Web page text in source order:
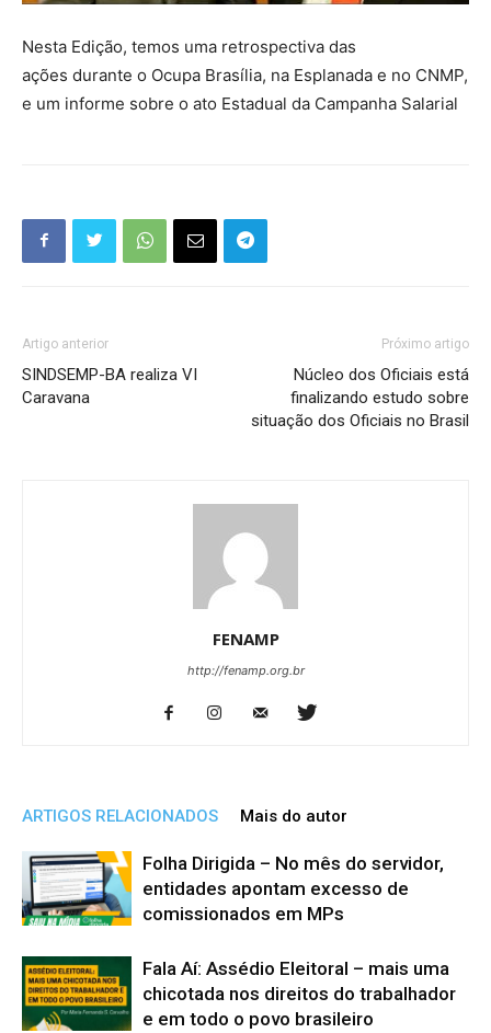
Nesta Edição, temos uma retrospectiva das
ações durante o Ocupa Brasília, na Esplanada e no CNMP,
e um informe sobre o ato Estadual da Campanha Salarial
Artigo anterior
SINDSEMP-BA realiza VI
Caravana
Próximo artigo
Núcleo dos Oficiais está
finalizando estudo sobre
situação dos Oficiais no Brasil
FENAMP
http://fenamp.org.br
ARTIGOS RELACIONADOS Mais do autor
Folha Dirigida – No mês do servidor,
entidades apontam excesso de
comissionados em MPs
Fala Aí: Assédio Eleitoral – mais uma
chicotada nos direitos do trabalhador
e em todo o povo brasileiro